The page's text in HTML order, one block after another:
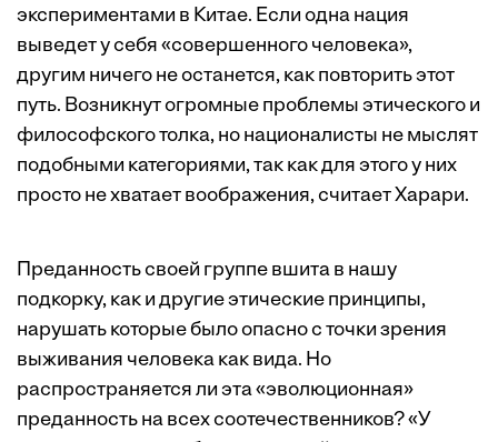
экспериментами в Китае. Если одна нация
выведет у себя «совершенного человека»,
другим ничего не останется, как повторить этот
путь. Возникнут огромные проблемы этического и
философского толка, но националисты не мыслят
подобными категориями, так как для этого у них
просто не хватает воображения, считает Харари.
Преданность своей группе вшита в нашу
подкорку, как и другие этические принципы,
нарушать которые было опасно с точки зрения
выживания человека как вида. Но
распространяется ли эта «эволюционная»
преданность на всех соотечественников? «У